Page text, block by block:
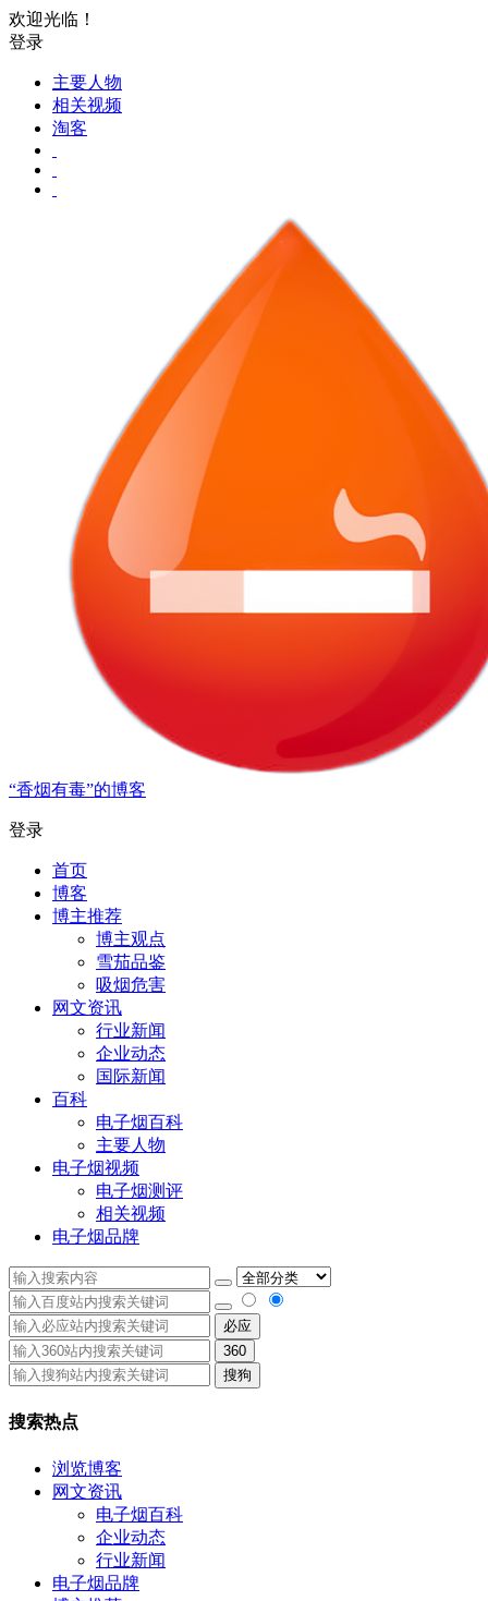
欢迎光临！
登录
主要人物
相关视频
淘客
“香烟有毒”的博客
登录
首页
博客
博主推荐
博主观点
雪茄品鉴
吸烟危害
网文资讯
行业新闻
企业动态
国际新闻
百科
电子烟百科
主要人物
电子烟视频
电子烟测评
相关视频
电子烟品牌
必应
360
搜狗
搜索热点
浏览博客
网文资讯
电子烟百科
企业动态
行业新闻
电子烟品牌